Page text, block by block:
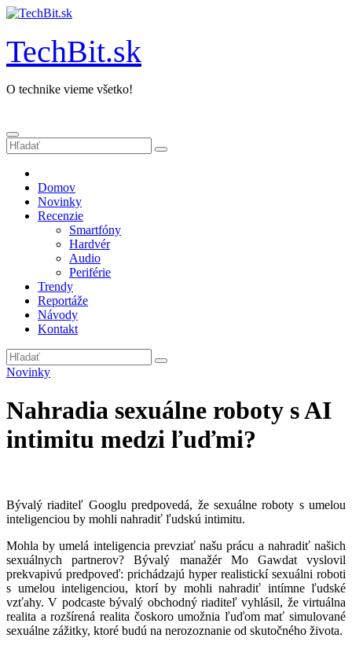
Prejsť
obsah
TechBit.sk
O technike vieme všetko!
Domov
Novinky
Recenzie
Smartfóny
Hardvér
Audio
Periférie
Trendy
Reportáže
Návody
Kontakt
Novinky
Nahradia sexuálne roboty s AI
intimitu medzi ľuďmi?
Bývalý riaditeľ Googlu predpovedá, že sexuálne roboty s umelou
inteligenciou by mohli nahradiť ľudskú intimitu.
Mohla by umelá inteligencia prevziať našu prácu a nahradiť našich
sexuálnych partnerov? Bývalý manažér Mo Gawdat vyslovil
prekvapivú predpoveď: prichádzajú hyper realistickí sexuálni roboti
s umelou inteligenciou, ktorí by mohli nahradiť intímne ľudské
vzťahy. V podcaste bývalý obchodný riaditeľ vyhlásil, že virtuálna
realita a rozšírená realita čoskoro umožnia ľuďom mať simulované
sexuálne zážitky, ktoré budú na nerozoznanie od skutočného života.